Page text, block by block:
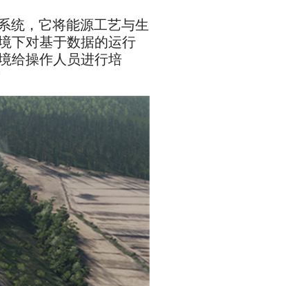
统，它将能源工艺与生
下对基于数据的运行
给操作人员进行培